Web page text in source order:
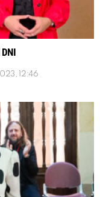
12:46